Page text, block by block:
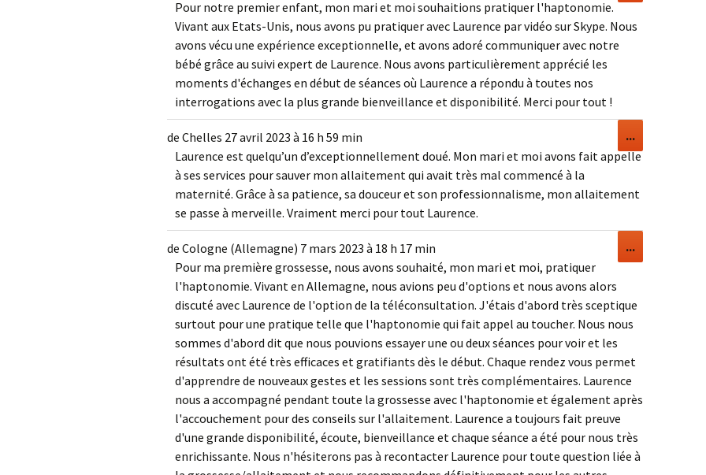
Pour notre premier enfant, mon mari et moi souhaitions pratiquer l'haptonomie.
Vivant aux Etats-Unis, nous avons pu pratiquer avec Laurence par vidéo sur Skype. Nous
avons vécu une expérience exceptionnelle, et avons adoré communiquer avec notre
bébé grâce au suivi expert de Laurence. Nous avons particulièrement apprécié les
moments d'échanges en début de séances où Laurence a répondu à toutes nos
interrogations avec la plus grande bienveillance et disponibilité. Merci pour tout !
méta.
de Chelles 27 avril 2023 à 16 h 59 min
Laurence est quelqu’un d’exceptionnellement doué. Mon mari et moi avons fait appelle
à ses services pour sauver mon allaitement qui avait très mal commencé à la
maternité. Grâce à sa patience, sa douceur et son professionnalisme, mon allaitement
se passe à merveille. Vraiment merci pour tout Laurence.
...Ouvrir/Fermer
cette
de Cologne (Allemagne) 7 mars 2023 à 18 h 17 min
Pour ma première grossesse, nous avons souhaité, mon mari et moi, pratiquer
l'haptonomie. Vivant en Allemagne, nous avions peu d'options et nous avons alors
discuté avec Laurence de l'option de la téléconsultation. J'étais d'abord très sceptique
surtout pour une pratique telle que l'haptonomie qui fait appel au toucher. Nous nous
sommes d'abord dit que nous pouvions essayer une ou deux séances pour voir et les
résultats ont été très efficaces et gratifiants dès le début. Chaque rendez vous permet
d'apprendre de nouveaux gestes et les sessions sont très complémentaires. Laurence
nous a accompagné pendant toute la grossesse avec l'haptonomie et également après
l'accouchement pour des conseils sur l'allaitement. Laurence a toujours fait preuve
d'une grande disponibilité, écoute, bienveillance et chaque séance a été pour nous très
enrichissante. Nous n'hésiterons pas à recontacter Laurence pour toute question liée à
...Ouvrir/Fermer
cette